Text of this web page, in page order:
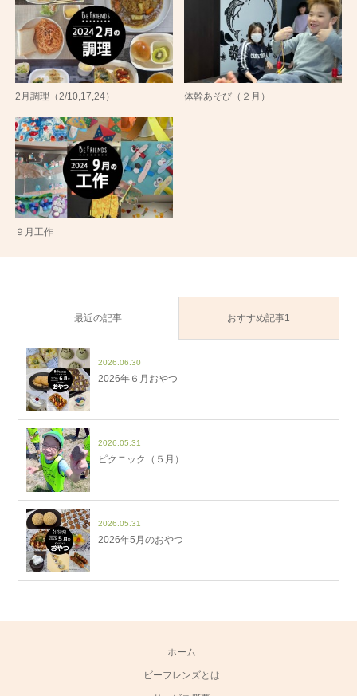
2月調理（2/10,17,24） 体幹あそび（２月）
９月工作
最近の記事 おすすめ記事1
2026.06.30
2026年６月おやつ
2026.05.31
ピクニック（５月）
2026.05.31
2026年5月のおやつ
ホーム
ビーフレンズとは